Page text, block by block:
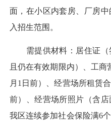
面，在小区内套房、厂房
入招生范围。
需提供材料：居住证（
且仍在有效期限内）、工商
月1日前）、经营场所租赁
前）、经营场所照片（含
我区连续参加社会保险满6